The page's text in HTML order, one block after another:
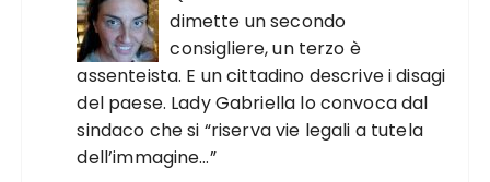
dimette un secondo
consigliere, un terzo è
assenteista. E un cittadino descrive i disagi
del paese. Lady Gabriella lo convoca dal
sindaco che si “riserva vie legali a tutela
dell’immagine…”